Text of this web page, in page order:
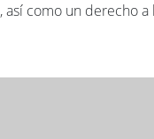
como un derecho